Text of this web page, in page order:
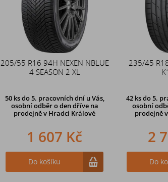
205/55 R16 94H NEXEN NBLUE
4 SEASON 2 XL
50 ks do 5. pracovních dní u Vás,
osobní odběr o den dříve na
prodejněv Hradci Králové
1 607 Kč
Do košíku
235/45
42 ks do 5.
osobní
prodejně
2
Do